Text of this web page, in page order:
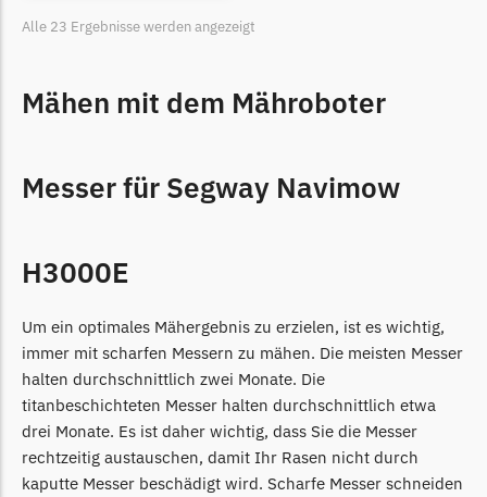
Alle 23 Ergebnisse werden angezeigt
Mähen mit dem Mähroboter
Messer für Segway Navimow
H3000E
Um ein optimales Mähergebnis zu erzielen, ist es wichtig,
immer mit scharfen Messern zu mähen. Die meisten Messer
halten durchschnittlich zwei Monate. Die
titanbeschichteten Messer halten durchschnittlich etwa
drei Monate. Es ist daher wichtig, dass Sie die Messer
rechtzeitig austauschen, damit Ihr Rasen nicht durch
kaputte Messer beschädigt wird. Scharfe Messer schneiden